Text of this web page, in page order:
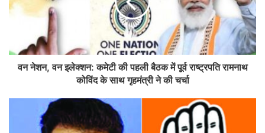
वन नेशन, वन इलेक्शन: कमेटी की पहली बैठक में पूर्व राष्ट्रपति रामनाथ
कोविंद के साथ गृहमंत्री ने की चर्चा